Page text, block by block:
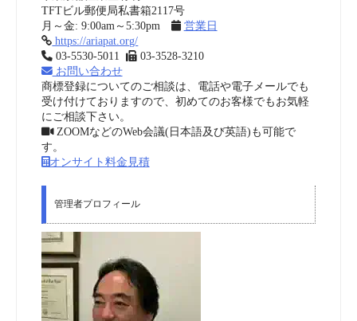
TFTビル郵便局私書箱2117号
月～金: 9:00am～5:30pm
営業日
https://ariapat.org/
03-5530-5011
03-3528-3210
お問い合わせ
商標登録についてのご相談は、電話や電子メールでも
受け付けておりますので、初めてのお客様でもお気軽
にご相談下さい。
ZOOMなどのWeb会議(日本語及び英語)も可能で
す。
オンサイト料金見積
管理者プロフィール